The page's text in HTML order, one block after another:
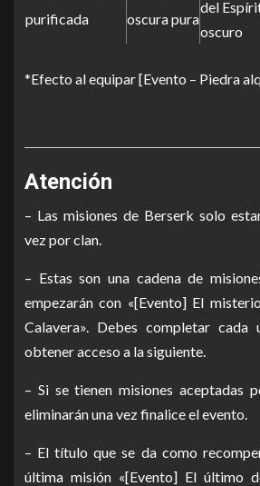
purificada
oscura pura
del
oscuro
*Efecto al equipar [Evento – Piedra
Atención
– Las misiones de Berserk solo
vez por clan.
– Estas son una cadena de
empezarán con «[Evento] El
Calavera». Debes completar cada
obtener acceso a la siguiente.
– Si se tienen misiones aceptadas
eliminarán una vez finalice el evento.
– El título que se da como
última misión «[Evento] El último